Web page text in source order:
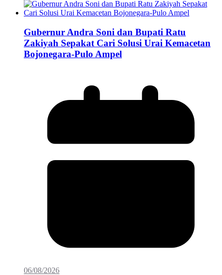
Gubernur Andra Soni dan Bupati Ratu
Zakiyah Sepakat Cari Solusi Urai Kemacetan
Bojonegara-Pulo Ampel
06/08/2026